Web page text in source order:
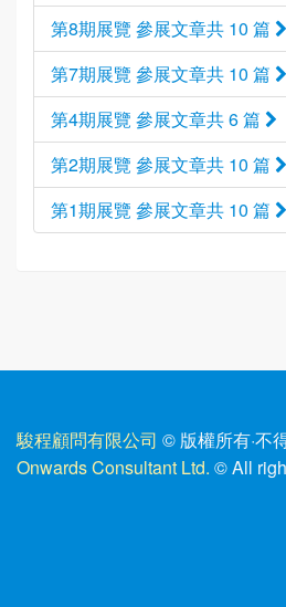
第8期展覽 參展文章共 10 篇
第7期展覽 參展文章共 10 篇
第4期展覽 參展文章共 6 篇
第2期展覽 參展文章共 10 篇
第1期展覽 參展文章共 10 篇
駿程顧問有限公司 © 版權所有·不
Onwards Consultant Ltd. © All